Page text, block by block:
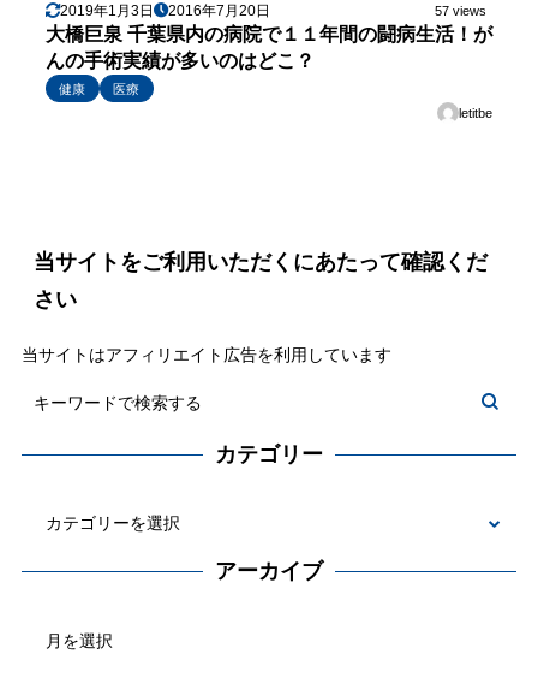
2019年1月3日 2016年7月20日 57 views
大橋巨泉 千葉県内の病院で１１年間の闘病生活！が
んの手術実績が多いのはどこ？
健康
医療
letitbe
当サイトをご利用いただくにあたって確認くだ
さい
当サイトはアフィリエイト広告を利用しています
カテゴリー
テ
アーカイブ